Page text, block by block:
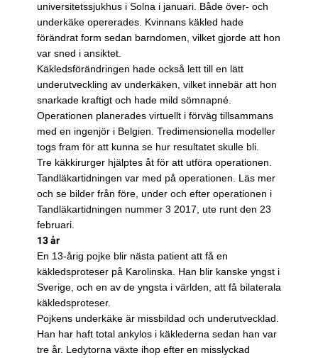
universitetssjukhus i Solna i januari. Både över- och
underkäke opererades. Kvinnans käkled hade
förändrat form sedan barndomen, vilket gjorde att hon
var sned i ansiktet.
Käkledsförändringen hade också lett till en lätt
underutveckling av underkäken, vilket innebär att hon
snarkade kraftigt och hade mild sömnapné.
Operationen planerades virtuellt i förväg tillsammans
med en ingenjör i Belgien. Tredimensionella modeller
togs fram för att kunna se hur resultatet skulle bli.
Tre käkkirurger hjälptes åt för att utföra operationen.
Tandläkartidningen var med på operationen. Läs mer
och se bilder från före, under och efter operationen i
Tandläkartidningen nummer 3 2017, ute runt den 23
februari.
13 år
En 13-årig pojke blir nästa patient att få en
käkledsproteser på Karolinska. Han blir kanske yngst i
Sverige, och en av de yngsta i världen, att få bilaterala
käkledsproteser.
Pojkens underkäke är missbildad och underutvecklad.
Han har haft total ankylos i käklederna sedan han var
tre år. Ledytorna växte ihop efter en misslyckad